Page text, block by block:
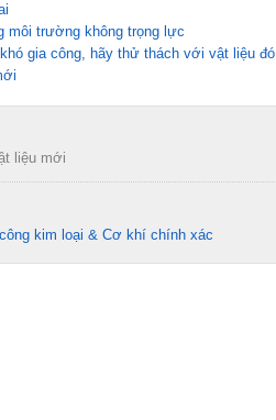
môi trường không trọng lực
gia công, hãy thử thách với vật liệu đó
liệu mới
kim loại & Cơ khí chính xác